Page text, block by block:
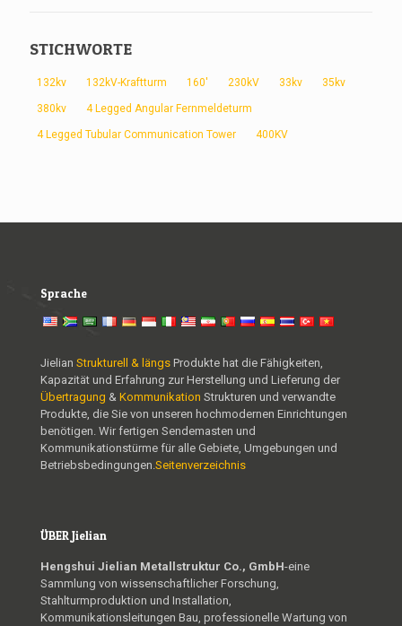
STICHWORTE
132kv 132kV-Kraftturm 160' 230kV 33kv 35kv
380kv 4 Legged Angular Fernmeldeturm
4 Legged Tubular Communication Tower 400KV
Sprache
Jielian Strukturell & längs Produkte hat die Fähigkeiten,
Kapazität und Erfahrung zur Herstellung und Lieferung der
Übertragung & Kommunikation Strukturen und verwandte
Produkte, die Sie von unseren hochmodernen Einrichtungen
benötigen. Wir fertigen Sendemasten und
Kommunikationstürme für alle Gebiete, Umgebungen und
Betriebsbedingungen. Seitenverzeichnis
ÜBER Jielian
Hengshui Jielian Metallstruktur Co., GmbH-eine
Sammlung von wissenschaftlicher Forschung,
Stahlturmproduktion und Installation,
Kommunikationsleitungen Bau, professionelle Wartung von